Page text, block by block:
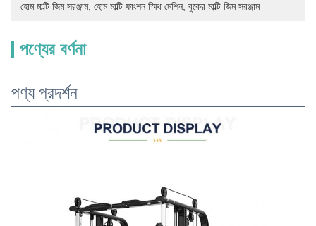
হোম মাল্টি জিম সরঞ্জাম, হোম মাল্টি ফাংশন স্মিথ মেশিন, বুকের মাল্টি জিম সরঞ্জাম
পণ্যের বর্ণনা
পণ্য প্রদর্শন